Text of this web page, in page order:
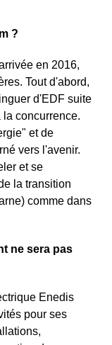
?
en 2016,
Tout d'abord,
d'EDF suite
concurrence.
et de
vers l'avenir.
et se
la transition
comme dans
ne sera pas
Enedis
pour ses